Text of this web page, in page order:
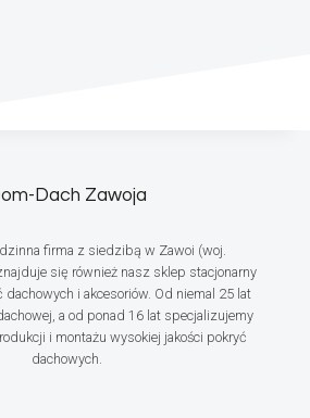
Dach Zawoja
firma z siedzibą w Zawoi (woj.
się również nasz sklep stacjonarny
i akcesoriów. Od niemal 25 lat
a od ponad 16 lat specjalizujemy
i montażu wysokiej jakości pokryć
dachowych.